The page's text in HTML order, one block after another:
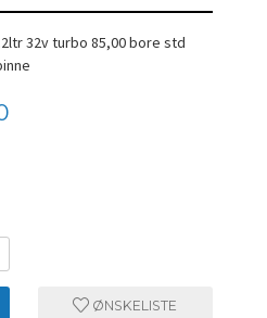
32v turbo 85,00 bore std
ØNSKELISTE